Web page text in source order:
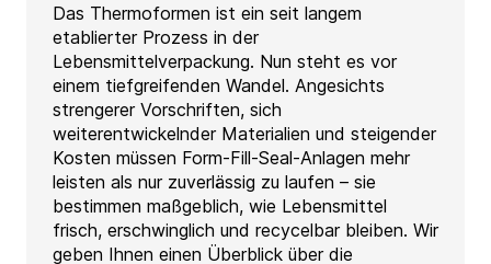
Das Thermoformen ist ein seit langem
etablierter Prozess in der
Lebensmittelverpackung. Nun steht es vor
einem tiefgreifenden Wandel. Angesichts
strengerer Vorschriften, sich
weiterentwickelnder Materialien und steigender
Kosten müssen Form-Fill-Seal-Anlagen mehr
leisten als nur zuverlässig zu laufen – sie
bestimmen maßgeblich, wie Lebensmittel
frisch, erschwinglich und recycelbar bleiben. Wir
geben Ihnen einen Überblick über die